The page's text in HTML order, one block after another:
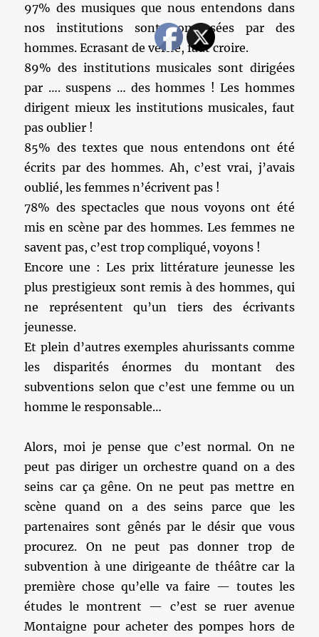
97% des musiques que nous entendons dans
nos institutions sont composées par des
hommes. Ecrasant de vérité, faut croire.
89% des institutions musicales sont dirigées
par …. suspens … des hommes ! Les hommes
dirigent mieux les institutions musicales, faut
pas oublier !
85% des textes que nous entendons ont été
écrits par des hommes. Ah, c’est vrai, j’avais
oublié, les femmes n’écrivent pas !
78% des spectacles que nous voyons ont été
mis en scène par des hommes. Les femmes ne
savent pas, c’est trop compliqué, voyons !
Encore une : Les prix littérature jeunesse les
plus prestigieux sont remis à des hommes, qui
ne représentent qu’un tiers des écrivants
jeunesse.
Et plein d’autres exemples ahurissants comme
les disparités énormes du montant des
subventions selon que c’est une femme ou un
homme le responsable…
Alors, moi je pense que c’est normal. On ne
peut pas diriger un orchestre quand on a des
seins car ça gêne. On ne peut pas mettre en
scène quand on a des seins parce que les
partenaires sont gênés par le désir que vous
procurez. On ne peut pas donner trop de
subvention à une dirigeante de théâtre car la
première chose qu’elle va faire — toutes les
études le montrent — c’est se ruer avenue
Montaigne pour acheter des pompes hors de